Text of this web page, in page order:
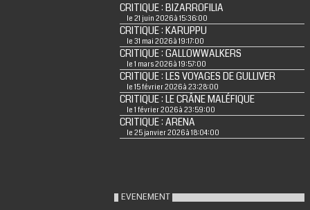
CRITIQUE : BIZARROFILIA
le 21 juin 2026 à 15:36:00
CRITIQUE : KARUPPU
le 31 mai 2026 à 19:17:00
CRITIQUE : GALLOWWALKERS
le 1 mars 2026 à 19:57:00
CRITIQUE : LES VOYAGES DE GULLIVER
le 15 février 2026 à 23:28:00
CRITIQUE : LE CRÂNE MALÉFIQUE
le 1 février 2026 à 23:59:00
CRITIQUE : ARENA
le 25 janvier 2026 à 18:04:00
EVENEMENT